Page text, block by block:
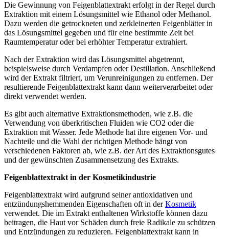
Die Gewinnung von Feigenblattextrakt erfolgt in der Regel durch
Extraktion mit einem Lösungsmittel wie Ethanol oder Methanol.
Dazu werden die getrockneten und zerkleinerten Feigenblätter in
das Lösungsmittel gegeben und für eine bestimmte Zeit bei
Raumtemperatur oder bei erhöhter Temperatur extrahiert.
Nach der Extraktion wird das Lösungsmittel abgetrennt,
beispielsweise durch Verdampfen oder Destillation. Anschließend
wird der Extrakt filtriert, um Verunreinigungen zu entfernen. Der
resultierende Feigenblattextrakt kann dann weiterverarbeitet oder
direkt verwendet werden.
Es gibt auch alternative Extraktionsmethoden, wie z.B. die
Verwendung von überkritischen Fluiden wie CO2 oder die
Extraktion mit Wasser. Jede Methode hat ihre eigenen Vor- und
Nachteile und die Wahl der richtigen Methode hängt von
verschiedenen Faktoren ab, wie z.B. der Art des Extraktionsgutes
und der gewünschten Zusammensetzung des Extrakts.
Feigenblattextrakt in der Kosmetikindustrie
Feigenblattextrakt wird aufgrund seiner antioxidativen und
entzündungshemmenden Eigenschaften oft in derKosmetik
verwendet. Die im Extrakt enthaltenen Wirkstoffe können dazu
beitragen, die Haut vor Schäden durch freie Radikale zu schützen
und Entzündungen zu reduzieren. Feigenblattextrakt kann in